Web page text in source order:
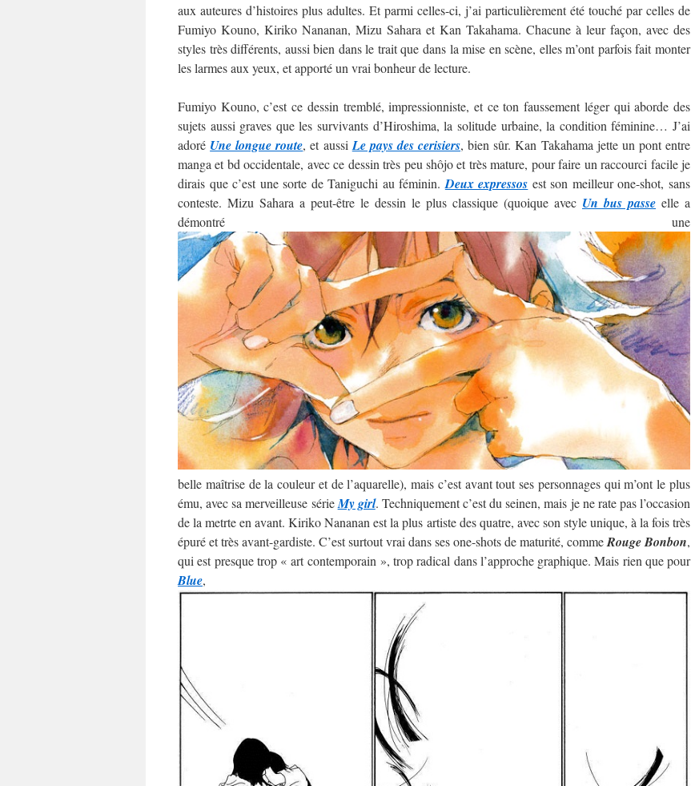
aux auteures d’histoires plus adultes. Et parmi celles-ci, j’ai particulièrement été touché par celles de
Fumiyo Kouno, Kiriko Nananan, Mizu Sahara et Kan Takahama. Chacune à leur façon, avec des
styles très différents, aussi bien dans le trait que dans la mise en scène, elles m’ont parfois fait monter
les larmes aux yeux, et apporté un vrai bonheur de lecture.
Fumiyo Kouno, c’est ce dessin tremblé, impressionniste, et ce ton faussement léger qui aborde des
sujets aussi graves que les survivants d’Hiroshima, la solitude urbaine, la condition féminine… J’ai
adoré Une longue route, et aussi Le pays des cerisiers, bien sûr. Kan Takahama jette un pont entre
manga et bd occidentale, avec ce dessin très peu shôjo et très mature, pour faire un raccourci facile je
dirais que c’est une sorte de Taniguchi au féminin. Deux expressos est son meilleur one-shot, sans
conteste. Mizu Sahara a peut-être le dessin le plus classique (quoique avec Un bus passe elle a
démontré une
belle maîtrise de la couleur et de l’aquarelle), mais c’est avant tout ses personnages qui m’ont le plus
ému, avec sa merveilleuse sérieMy girl. Techniquement c’est du seinen, mais je ne rate pas l’occasion
de la metrte en avant. Kiriko Nananan est la plus artiste des quatre, avec son style unique, à la fois très
épuré et très avant-gardiste. C’est surtout vrai dans ses one-shots de maturité, commeRouge Bonbon,
qui est presque trop « art contemporain », trop radical dans l’approche graphique. Mais rien que pour
Blue,